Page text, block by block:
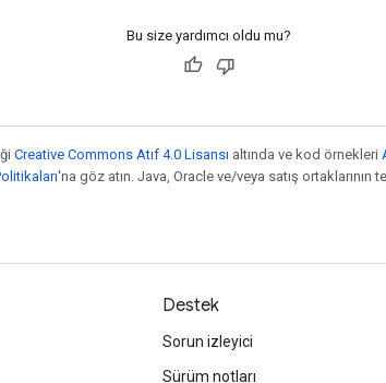
Bu size yardımcı oldu mu?
Creative Commons Atıf 4.0 Lisansı altında ve kod örnekleri
'na göz atın. Java, Oracle ve/veya satış ortaklarının
Destek
Sorun izleyici
Sürüm notları